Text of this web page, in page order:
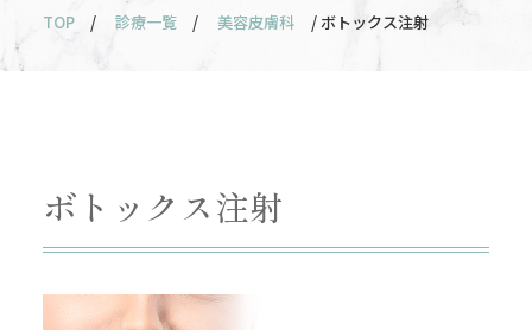
TOP / 診療一覧 / 美容皮膚科 / ボトックス注射
ボトックス注射